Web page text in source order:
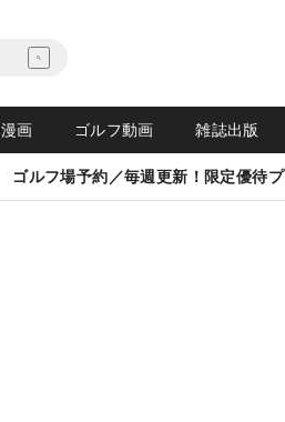
漫画 ゴルフ動画 雑誌出版
ゴルフ場予約／毎週更新！限定優待